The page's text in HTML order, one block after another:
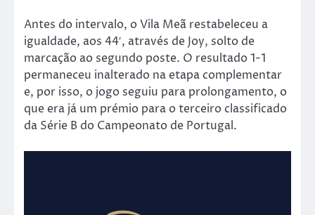
Antes do intervalo, o Vila Meã restabeleceu a
igualdade, aos 44′, através de Joy, solto de
marcação ao segundo poste. O resultado 1-1
permaneceu inalterado na etapa complementar
e, por isso, o jogo seguiu para prolongamento, o
que era já um prémio para o terceiro classificado
da Série B do Campeonato de Portugal.